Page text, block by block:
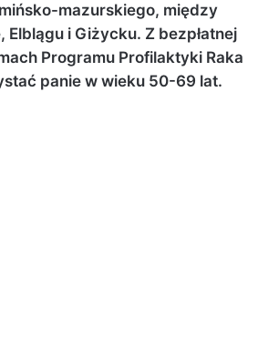
mazurskiego, między
Elblągu i Giżycku. Z bezpłatnej
Programu Profilaktyki Raka
panie w wieku 50-69 lat.